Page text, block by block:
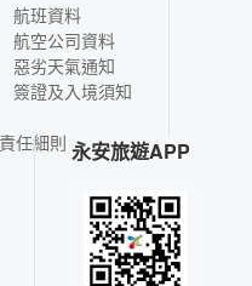
航班資料
航空公司資料
惡劣天氣通知
簽證及入境須知
任細則 永安旅遊APP